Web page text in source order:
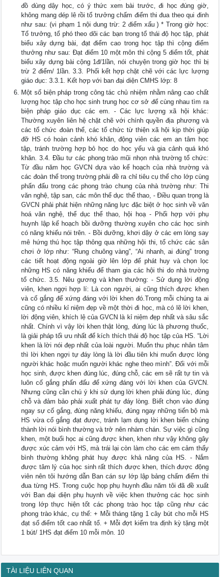
đồ dùng dậy học, có ý thức xem bài trước, đi học đúng giờ,
không mang dép lê rồi tổ trưởng chấm điểm thi đua theo qui đinh
như sau: (vi phạm 1 nội dung trừ: 2 điểm xấu ) * Trong giờ học:
Tổ trưởng, tổ phó theo dõi các bạn trong tổ thái độ học tập, phát
biểu xây dựng bài, đạt điểm cao trong học tập thì cộng điểm
thưởng như sau: Đạt điểm 10 một môn thì cộng 5 điểm tốt, phát
biểu xây dựng bài cộng 1đ/1lần, nói chuyện trong giờ học thì bị
trừ 2 điểm/ 1lần. 3.3. Phối kết hợp chặt chẽ với các lực lượng
giáo dục: 3.3.1. Kết hợp với ban đại diện CMHS lớp: 8
Một số biện pháp trong công tác chủ nhiệm nhằm nâng cao chất
lượng học tập cho học sinh trung học cơ sở để cùng nhau tìm ra
biện pháp giáo dục các em. - Các lực lượng xã hội khác:
Thường xuyên liên hệ chặt chẽ với chính quyền địa phương và
các tổ chức đoàn thể, các tổ chức từ thiện xã hội kịp thời giúp
đỡ HS có hoàn cảnh khó khăn, động viên các em an tâm học
tập, tránh trường hợp bỏ học do học yếu và gia cảnh quá khó
khăn. 3.4. Đầu tư các phong trào mũi nhọn nhà trường tổ chức:
Từ đầu năm học GVCN dựa vào kế hoạch của nhà trường và
các đoàn thể trong trường phải đề ra chỉ tiêu cụ thể cho lớp cùng
phấn đấu trong các phong trào chung của nhà trường như: Thi
văn nghệ, tập san, các môn thể dục thể thao, - Điều quan trọng là
GVCN phải phát hiện những năng lực đặc biệt ở học sinh về văn
hoá văn nghệ, thể dục thể thao, hội hoạ - Phối hợp với phụ
huynh lập kế hoạch bồi dưỡng thường xuyên cho các học sinh
có năng khiếu nói trên. - Bồi dưỡng, khơi dậy ở các em lòng say
mê hứng thú học tập thông qua những hội thi, tổ chức các sân
chơi ở lớp như: “Rung chuông vàng”, “Ai nhanh, ai đúng” trong
các tiết hoạt động ngoài giờ lên lớp để phát huy và chọn lọc
những HS có năng khiếu để tham gia các hội thi do nhà trường
tổ chức. 3.5. Nêu gương và khen thưởng: - Sử dụng lời động
viên, khen ngợi hợp lí: Là con người, ai cũng thích được khen
và cố gắng để xứng đáng với lời khen đó.Trong mỗi chúng ta ai
cũng có nhiều kỉ niệm đẹp về một thời đi học, mà có lẽ lời khen,
lời động viên, khích lệ của GVCN là kỉ niệm đẹp nhất và sâu sắc
nhất. Chính vì vậy lời khen thật lòng, đúng lúc là phương thuốc,
là giải pháp tối ưu nhất để kích thích thái độ học tập của HS. “Lời
khen là lời nói đẹp nhất của loài người. Muốn thu phục nhân tâm
thì lời khen ngợi tự đáy lòng là lời đầu tiên khi muốn được lòng
người khác hoặc muốn người khác nghe theo mình”. Đối với mỗi
học sinh, được khen đúng lúc, đúng chỗ, các em sẽ rất tự tin và
luôn cố gắng phấn đấu để xứng đáng với lời khen của GVCN.
Nhưng cũng cần chú ý khi sử dụng lời khen phải đúng lúc, đúng
chỗ và đảm bảo phải xuất phát tự đáy lòng. Biết chọn vào đúng
ngay sự cố gắng, đúng năng khiếu, đúng ngay những tiến bộ mà
HS vừa cố gắng đạt được, tránh lạm dụng lời khen biến chúng
thành lời nói bình thường và trở nên nhàm chán. Sự việc gì cũng
khen, một buổi học ai cũng được khen, khen như vậy không gây
được xúc cảm với HS, mà trái lại còn làm cho các em cảm thấy
bình thường không phát huy được khả năng của HS. - Nắm
được tâm lý của học sinh rất thích được khen, thích được động
viên nên tôi hướng dẫn Ban cán sự lớp lập bảng chấm điểm thi
đua từng HS. Trong cuộc họp phụ huynh đầu năm tôi đã đề xuất
với Ban đại diện phụ huynh về việc khen thưởng các học sinh
trong lớp thực hiện tốt các phong trào học tập cũng như các
phong trào khác, cụ thể: + Mỗi tháng tặng 1 cây bút cho mỗi HS
đạt số điểm tốt cao nhất tổ. + Mỗi đợt kiểm tra định kỳ tặng một
1 bút/ 1HS đạt điểm 10 mỗi môn. 10
TÀI LIỆU LIÊN QUAN